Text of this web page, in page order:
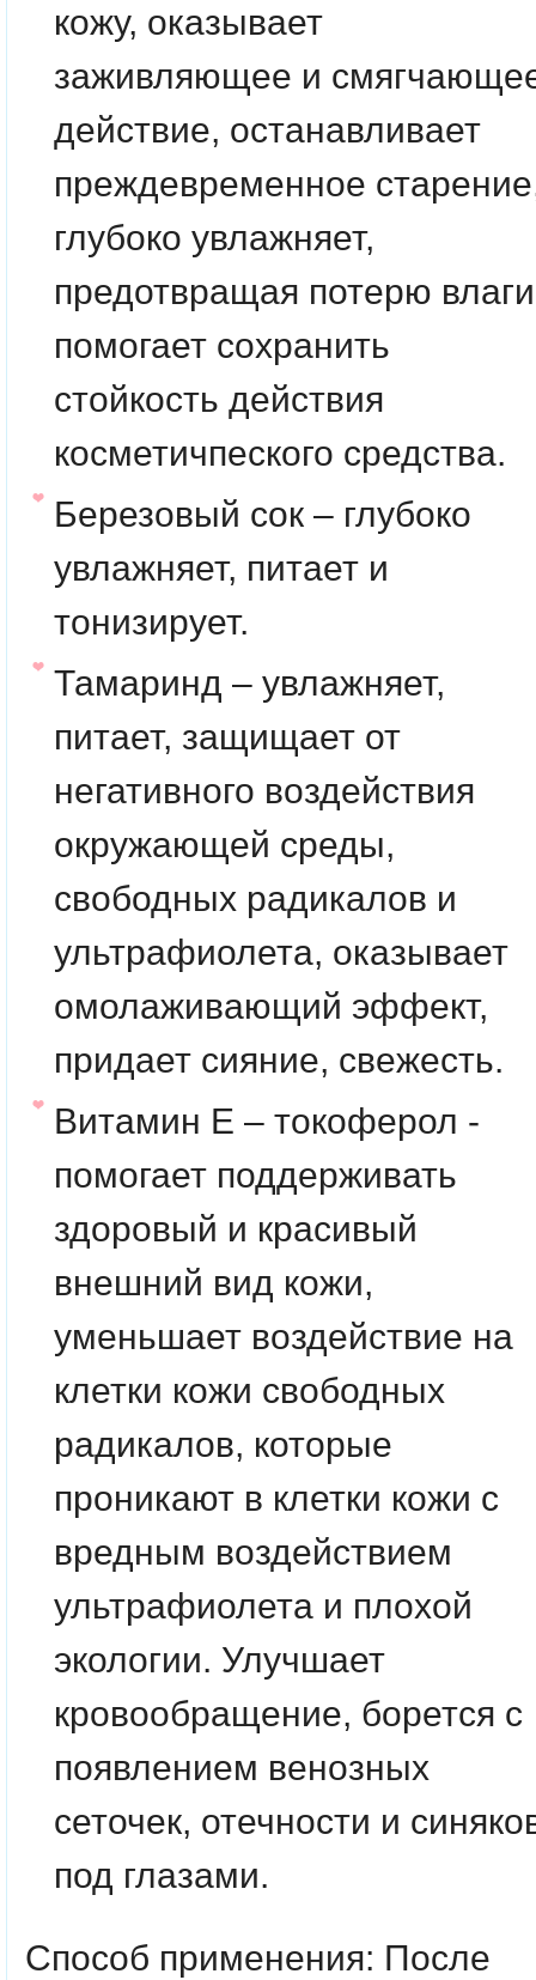
кожу, оказывает
заживляющее и
действие, останавливает
преждевременное
глубоко увлажняет,
предотвращая потерю
помогает сохранить
стойкость действия
косметичпеского средства.
Березовый сок – глубоко
увлажняет, питает и
тонизирует.
Тамаринд – увлажняет,
питает, защищает от
негативного воздействия
окружающей среды,
свободных радикалов и
ультрафиолета, оказывает
омолаживающий эффект,
придает сияние, свежесть.
Витамин Е – токоферол -
помогает поддерживать
здоровый и красивый
внешний вид кожи,
уменьшает воздействие на
клетки кожи свободных
радикалов, которые
проникают в клетки кожи с
вредным воздействием
ультрафиолета и плохой
экологии. Улучшает
кровообращение, борется с
появлением венозных
сеточек, отечности и
под глазами.
Способ применения: После